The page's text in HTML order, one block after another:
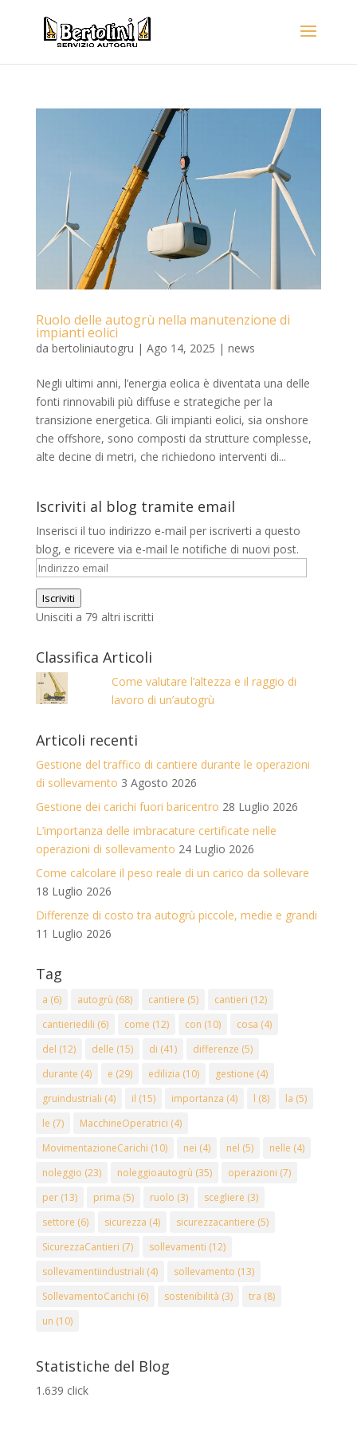
Ruolo delle autogrù nella manutenzione di
impianti eolici
da bertoliniautogru | Ago 14, 2025 | news
Negli ultimi anni, l’energia eolica è diventata una delle
fonti rinnovabili più diffuse e strategiche per la
transizione energetica. Gli impianti eolici, sia onshore
che offshore, sono composti da strutture complesse,
alte decine di metri, che richiedono interventi di...
Iscriviti al blog tramite email
Inserisci il tuo indirizzo e-mail per iscriverti a questo
blog, e ricevere via e-mail le notifiche di nuovi post.
Indirizzo
email
Iscriviti
Unisciti a 79 altri iscritti
Classifica Articoli
Come valutare l’altezza e il raggio di
lavoro di un’autogrù
Articoli recenti
Gestione del traffico di cantiere durante le operazioni
di sollevamento 3 Agosto 2026
Gestione dei carichi fuori baricentro 28 Luglio 2026
L’importanza delle imbracature certificate nelle
operazioni di sollevamento 24 Luglio 2026
Come calcolare il peso reale di un carico da sollevare
18 Luglio 2026
Differenze di costo tra autogrù piccole, medie e grandi
11 Luglio 2026
Tag
a (6) autogrù (68) cantiere (5) cantieri (12)
cantieriedili (6) come (12) con (10) cosa (4)
del (12) delle (15) di (41) differenze (5)
durante (4) e (29) edilizia (10) gestione (4)
gruindustriali (4) il (15) importanza (4) l (8) la (5)
le (7) MacchineOperatrici (4)
MovimentazioneCarichi (10) nei (4) nel (5) nelle (4)
noleggio (23) noleggioautogrù (35) operazioni (7)
per(13) prima (5) ruolo (3) scegliere (3)
settore (6) sicurezza (4) sicurezzacantiere (5)
SicurezzaCantieri (7) sollevamenti (12)
sollevamentiindustriali (4) sollevamento (13)
SollevamentoCarichi (6) sostenibilità (3) tra (8)
un (10)
Statistiche del Blog
1.639 click